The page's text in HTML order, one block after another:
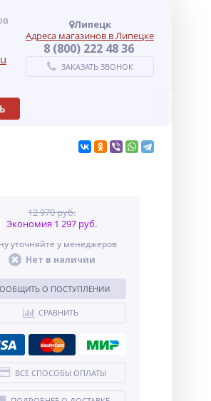
Липецк
Адреса магазинов в Липецке
8 (800) 222 48 36
ЗАКАЗАТЬ ЗВОНОК
12 970 руб.
Экономия 1 297 руб.
уточняйте у менеджеров
Нет в наличии
О ПОСТУПЛЕНИИ
СРАВНИТЬ
ВСЕ СПОСОБЫ ОПЛАТЫ